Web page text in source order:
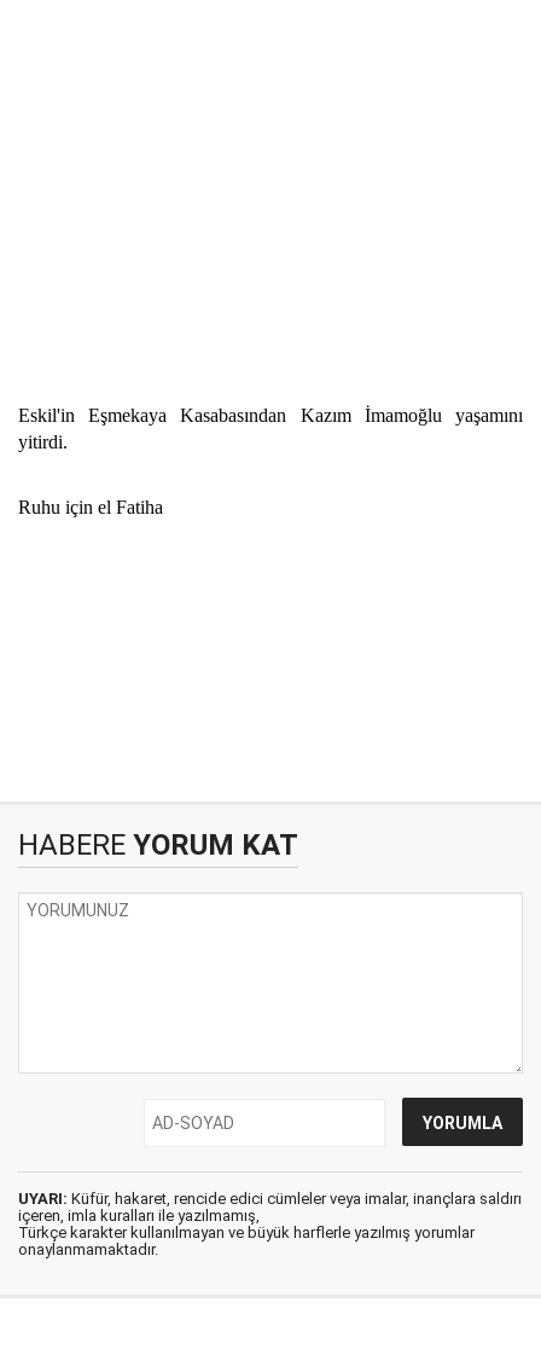
Eskil'in Eşmekaya Kasabasından Kazım İmamoğlu yaşamını
yitirdi.
Ruhu için el Fatiha
HABERE YORUM KAT
UYARI: Küfür, hakaret, rencide edici cümleler veya imalar, inançlara saldırı
içeren, imla kuralları ile yazılmamış,
Türkçe karakter kullanılmayan ve büyük harflerle yazılmış yorumlar
onaylanmamaktadır.